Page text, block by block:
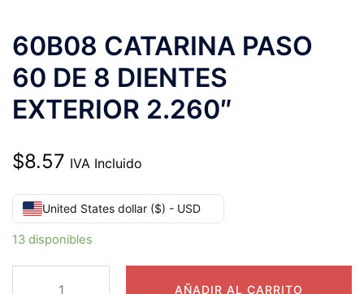
60B08 CATARINA PASO
60 DE 8 DIENTES
EXTERIOR 2.260″
$8.57 IVA Incluido
United States dollar ($) - USD
13 disponibles
AÑADIR AL CARRITO